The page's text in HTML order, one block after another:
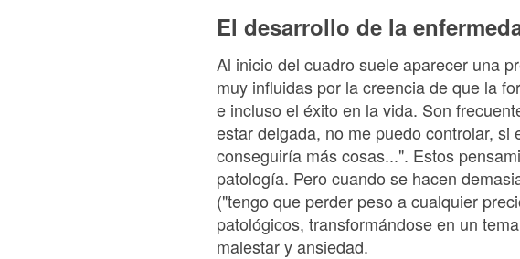
El desarrollo de la
Al inicio del cuadro suele aparecer una
muy influidas por la creencia de que la
e incluso el éxito en la vida. Son
estar delgada, no me puedo controlar,
conseguiría más cosas...". Estos
patología. Pero cuando se hacen
("tengo que perder peso a cualquier
patológicos, transformándose en un
malestar y ansiedad.